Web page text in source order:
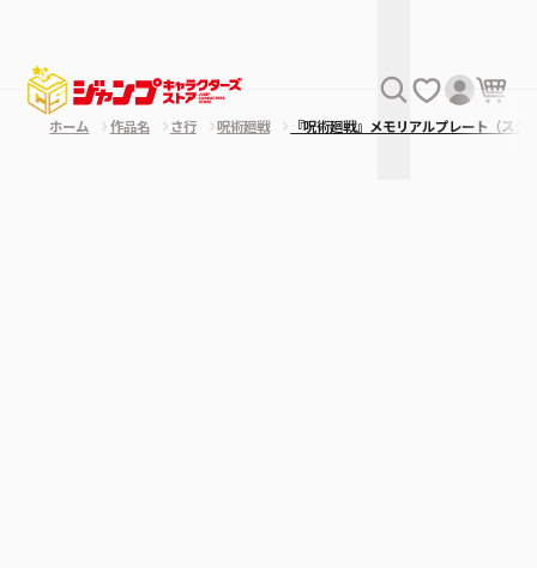
ホーム 作品名 さ行 呪術廻戦 『呪術廻戦』メモリアルプレート（ス